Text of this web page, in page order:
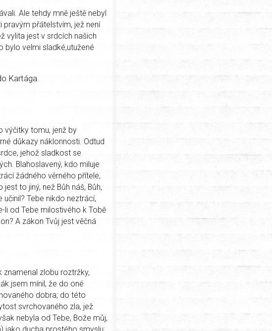
Ale tehdy mně ještě nebyl
přátelstvím, jež není
vylita jest v srdcích našich
bylo velmi sladké,utužené
Kartága.
výčitky tomu, jenž by
důkazy náklonnosti. Odtud
jehož sladkost se
Blahoslavený, kdo miluje
žádného věrného přítele,
to jiný, než Bůh náš, Bůh,
Tebe nikdo neztrácí,
li od Tebe milostivého k Tobě
A zákon Tvůj jest věčná
zlobu roztržky,
jsem mínil, že do oné
dobra; do této
svrchovaného zla, jež
nebyla od Tebe, Bože můj,